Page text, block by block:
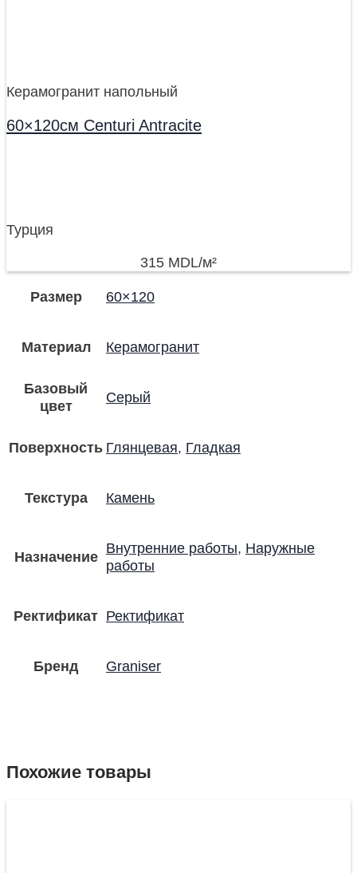
Керамогранит напольный
60×120см Centuri Antracite
Турция
315 MDL/м²
Размер 60×120
Материал Керамогранит
Базовый
цвет
Серый
Поверхность Глянцевая, Гладкая
Текстура Камень
Назначение
Внутренние работы, Наружные
работы
Ректификат Ректификат
Бренд Graniser
Похожие товары